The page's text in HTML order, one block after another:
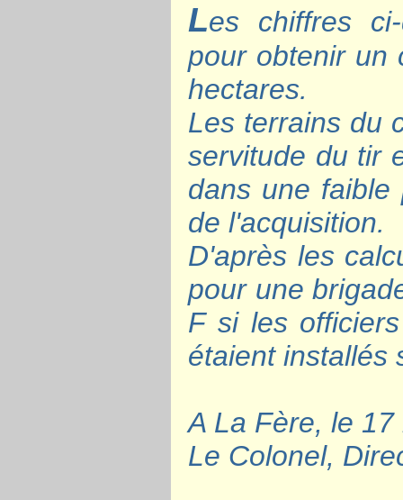
Les chiffres
pour obtenir un
hectares.
Les terrains du
servitude du tir
dans une
de l'acquisition.
D'après les
pour une
F si les
étaient installés
A La Fère, le
Le Colonel,